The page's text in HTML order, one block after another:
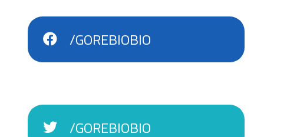
/GOREBIOBIO
/GOREBIOBIO